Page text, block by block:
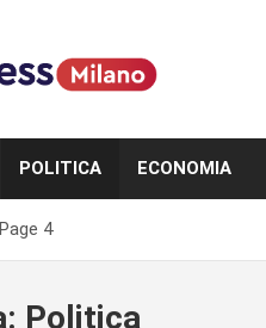
POLITICA ECONOMIA
Page 4
Politica